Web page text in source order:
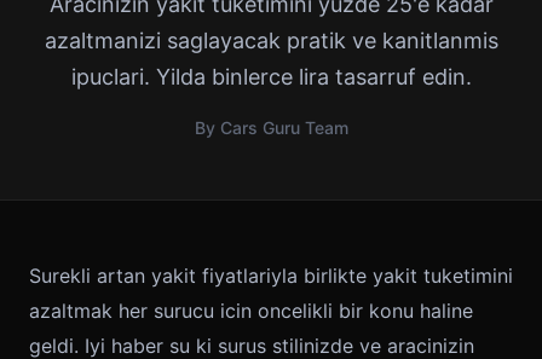
azaltmanizi saglayacak pratik ve kanitlanmis
ipuclari. Yilda binlerce lira tasarruf edin.
By Cars Guru Team
Surekli artan yakit fiyatlariyla birlikte yakit tuketimini
azaltmak her surucu icin oncelikli bir konu haline
geldi. Iyi haber su ki surus stilinizde ve aracinizin